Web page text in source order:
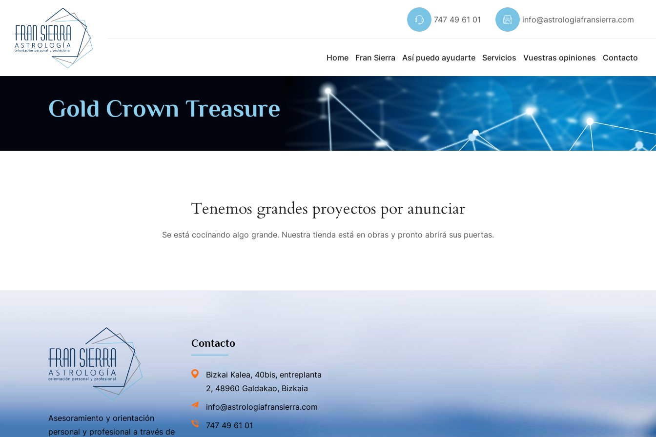
747 49 61 01 info@astrologiafransierra.com
Home Fran Sierra Así puedo ayudarte Servicios Vuestras opiniones Contacto
Gold Crown Treasure
Tenemos grandes proyectos por anunciar
Se está cocinando algo grande. Nuestra tienda está en obras y pronto abrirá sus puertas.
Asesoramiento y orientación
personal y profesional a través de
Contacto
Bizkai Kalea, 40bis, entreplanta
2, 48960 Galdakao, Bizkaia
info@astrologiafransierra.com
747 49 61 01